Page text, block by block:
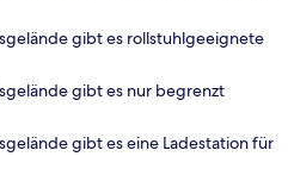
gibt es rollstuhlgeeignete
gibt es nur begrenzt
gibt es eine Ladestation für